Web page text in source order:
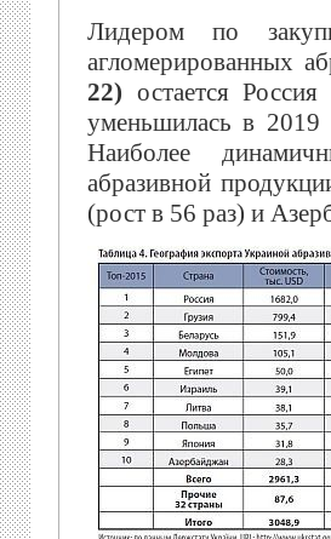
Лидером по
агломерированных
22) остается
уменьшилась в
Наиболее
абразивной
(рост в 56 раз) и